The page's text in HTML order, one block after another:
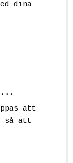
dina
att
så att